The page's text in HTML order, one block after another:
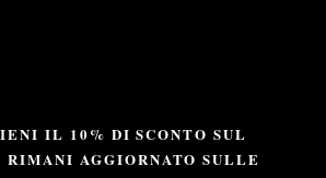
IL 10% DI SCONTO SUL
RIMANI AGGIORNATO SULLE